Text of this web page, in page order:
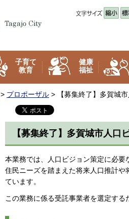
子育て
教育
健康
福祉
> プロポーザル > 【募集終了】多賀城
【募集終了】多賀城市人口
本業務では、人口ビジョン策定に必要
住民ニーズを踏まえた将来人口推計
ています。
この業務に係る受託事業者を選定する